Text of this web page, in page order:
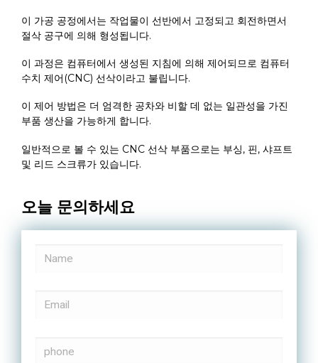
이 가공 공정에서는 작업물이 선반에서 고정되고 회전하면서
절삭 공구에 의해 형성됩니다.
이 과정은 컴퓨터에서 생성된 지침에 의해 제어되므로 컴퓨터
수치 제어(CNC) 선삭이라고 불립니다.
이 제어 방법은 더 엄격한 공차와 비할 데 없는 일관성을 가진
부품 생산을 가능하게 합니다.
일반적으로 볼 수 있는 CNC 선삭 부품으로는 부싱, 핀, 샤프트
및 리드 스크류가 있습니다.
오늘 문의하세요